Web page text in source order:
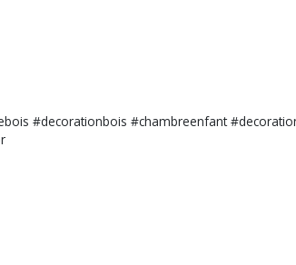
#decorationbois #chambreenfant